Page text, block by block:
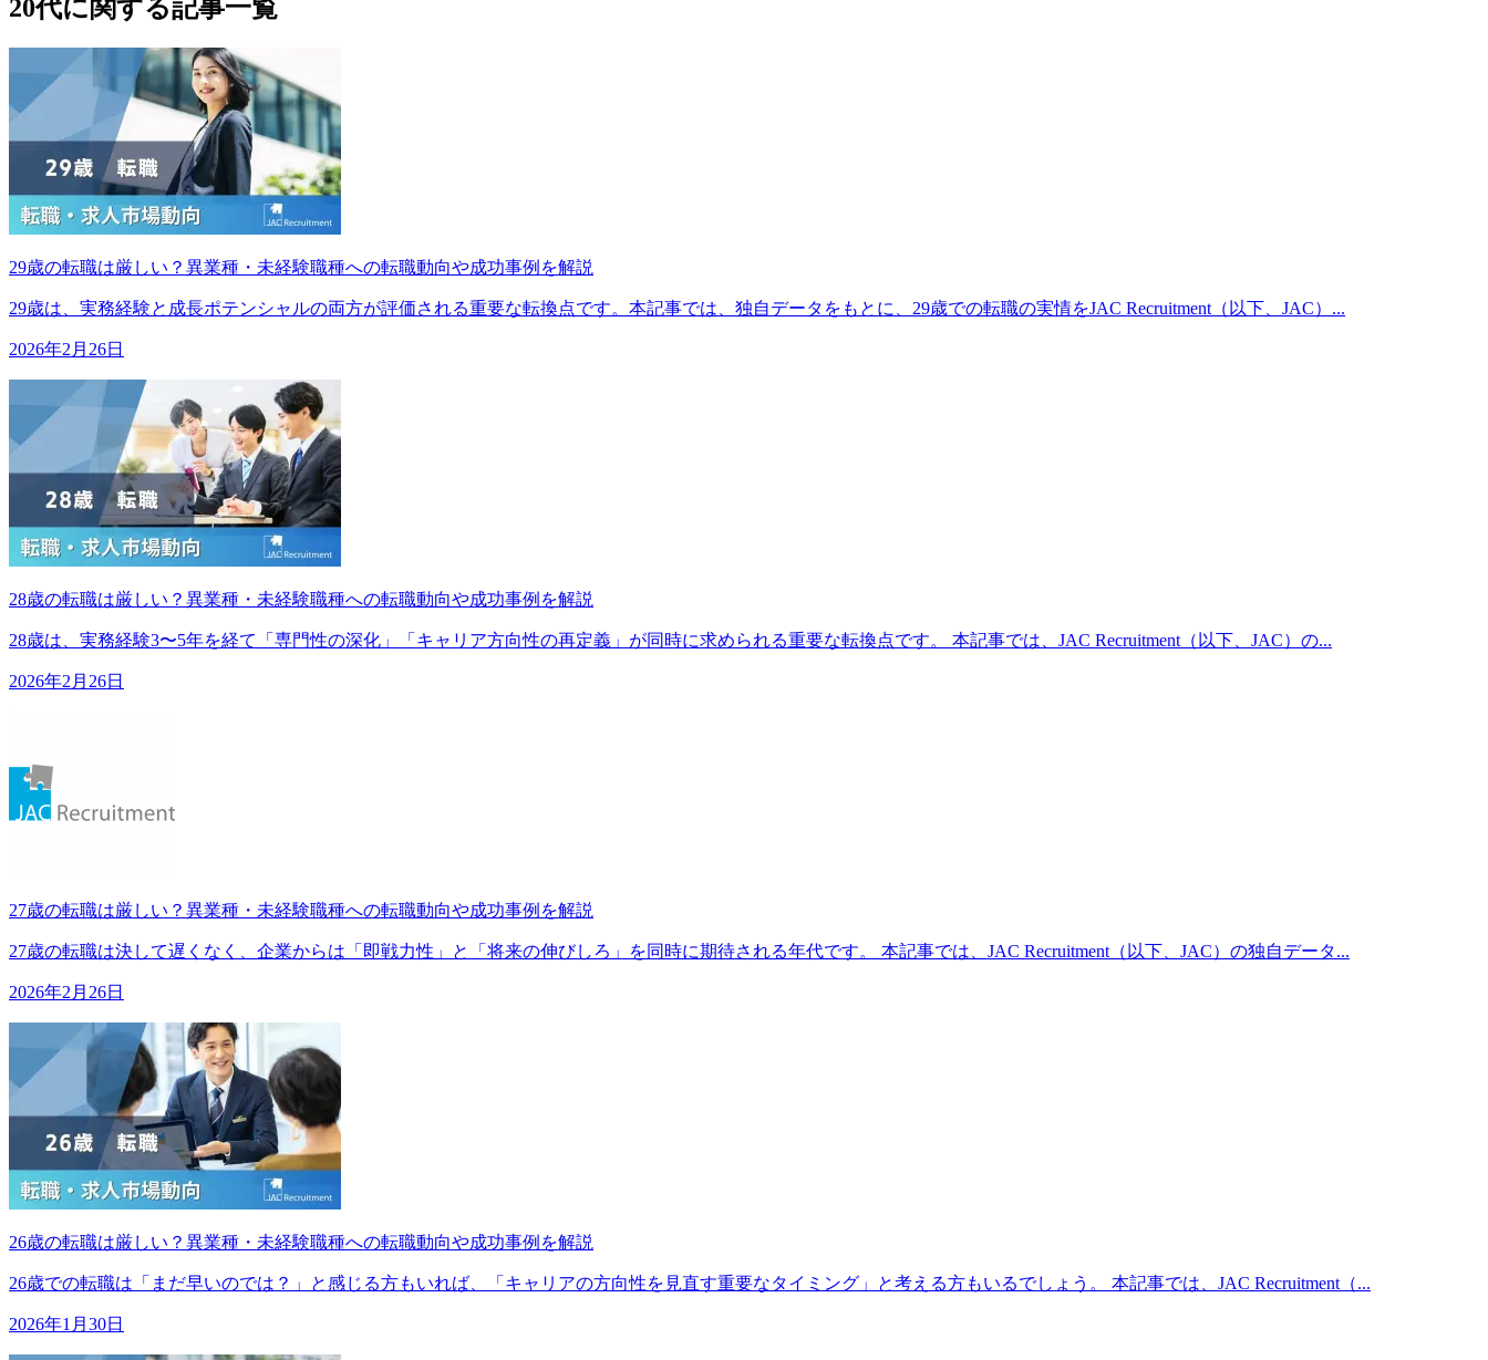
20代に関する記事一覧
29歳の転職は厳しい？異業種・未経験職種への転職動向や成功事例を解説
29歳は、実務経験と成長ポテンシャルの両方が評価される重要な転換点です。本記事では、独自データをもとに、29歳での転職の実情をJAC Recruitment（以下、JAC）...
2026年2月26日
28歳の転職は厳しい？異業種・未経験職種への転職動向や成功事例を解説
28歳は、実務経験3〜5年を経て「専門性の深化」「キャリア方向性の再定義」が同時に求められる重要な転換点です。 本記事では、JAC Recruitment（以下、JAC）の...
2026年2月26日
27歳の転職は厳しい？異業種・未経験職種への転職動向や成功事例を解説
27歳の転職は決して遅くなく、企業からは「即戦力性」と「将来の伸びしろ」を同時に期待される年代です。 本記事では、JAC Recruitment（以下、JAC）の独自データ...
2026年2月26日
26歳の転職は厳しい？異業種・未経験職種への転職動向や成功事例を解説
26歳での転職は「まだ早いのでは？」と感じる方もいれば、「キャリアの方向性を見直す重要なタイミング」と考える方もいるでしょう。 本記事では、JAC Recruitment（...
2026年1月30日